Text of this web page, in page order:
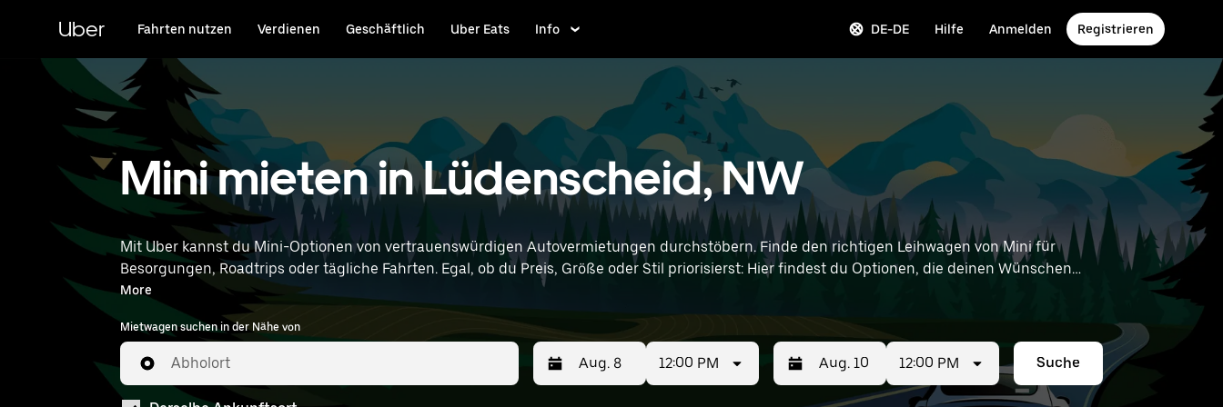
HauptinhaltUber Fahrten nutzen Verdienen Geschäftlich Uber Eats Info DE-DE Hilfe Anmelden Registrieren
Mini mieten in Lüdenscheid, NW
Mit Uber kannst du Mini-Optionen von vertrauenswürdigen Autovermietungen durchstöbern. Finde den richtigen Leihwagen von Mini für
Besorgungen, Roadtrips oder tägliche Fahrten. Egal, ob du Preis, Größe oder Stil priorisierst: Hier findest du Optionen, die deinen Wünschen
entsprechen. Gib deine Zeit- und Standortangaben (z. B. Dortmund Airport) ein, um Mini-Vermietungen in deiner Nähe zu finden.
More
Mietwagen suchen in der Nähe von
Abholort 12:00 PM 12:00 PM Suche